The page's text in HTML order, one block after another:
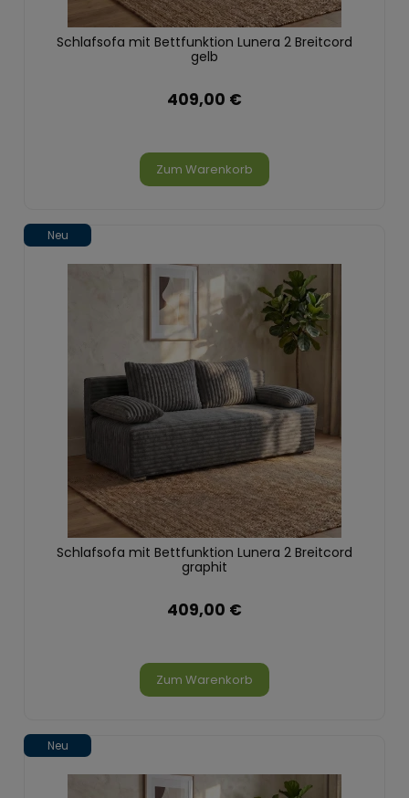
Schlafsofa mit Bettfunktion Lunera 2 Breitcord
gelb
409,00 €
Zum Warenkorb
Schlafsofa mit Bettfunktion Lunera 2 Breitcord
graphit
409,00 €
Zum Warenkorb
Neu
Neu